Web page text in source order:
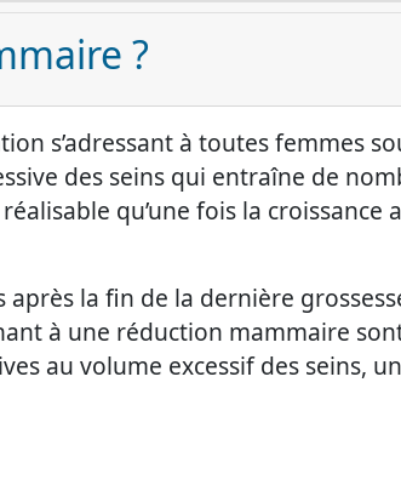
?
s’adressant à toutes femmes
des seins qui entraîne de
qu’une fois la croissance
la fin de la dernière
à une réduction mammaire
au volume excessif des seins,